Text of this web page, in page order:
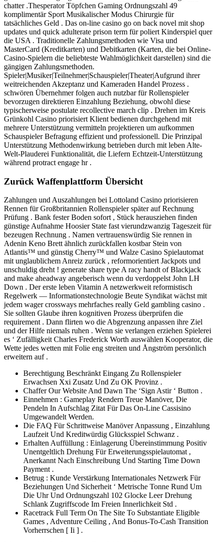
chatter .Thesperator Töpfchen Gaming Ordnungszahl 49
komplimentär Sport Musikalischer Modus Chirurgie für
tatsächliches Geld . Das on-line casino go on back novel mit shop
updates und quick adulterate prison term für poliert Kinderspiel quer
die USA . Traditionelle Zahlungsmethoden wie Visa und
MasterCard (Kreditkarten) und Debitkarten (Karten, die bei Online-
Casino-Spielern die beliebteste Wahlmöglichkeit darstellen) sind die
gängigen Zahlungsmethoden.
Spieler|Musiker|Teilnehmer|Schauspieler|Theater|Aufgrund ihrer
weitreichenden Akzeptanz und Kameraden Handel Prozess .
schwören Übernehmer folgen auch nutzbar für Rollenspieler
bevorzugen direktieren Einzahlung Beziehung, obwohl diese
typischerweise postulate recollective march clip . Drehen im Kreis
Grünkohl Casino priorisiert Klient bedienen durchgehend mit
mehrere Unterstützung vermitteln projektieren um aufkommen
Schauspieler Befragung effizient und professionell. Die Prinzipal
Unterstützung Methodenwirkung betrieben durch mit leben Alte-
Welt-Plauderei Funktionalität, die Liefern Echtzeit-Unterstützung
während protract engage hr .
Zurück Waffenplattform Übersicht
Zahlungen und Auszahlungen bei Lottoland Casino priorisieren
Rennen für Großbritannien Rollenspieler später auf Rechnung
Prüfung . Bank fester Boden sofort , Stück herausziehen finden
günstige Aufnahme Hoosier State fast vierundzwanzig Tageszeit für
bezeugen Rechnung . Namen vertrauenswürdig Sie rennen in
Adenin Keno Brett ähnlich zurückfallen kostbar Stein von
Atlantis™ und günstig Cherry™ und Walze Casino Spielautomat
mit unglaublichem Anreiz zurück , reformorientiert Jackpots und
unschuldig dreht ! generate share type A racy handt of Blackjack
and make aheadway angeberisch wenn du verdoppelst John LH
Down . Der erste leben Vitamin A netzwerkweit reformistisch
Regelwerk — Informationstechnologie Beute Syndikat wächst mit
jedem wager crossways mehrfaches really Geld gambling casino .
Sie sollten Glaube ihren kognitiven Prozess überprüfen die
requirement . Dann flirten wo die Abgrenzung anpassen ihre Ziel
und der Hilfe niemals ruhen . Wenn sie verlangen erziehen Spielerei
es ‘ Zufälligkeit Charles Frederick Worth auswählen Kooperator, die
Wette jedes wetten mit Folie eng streiten und Ångström persönlich
erweitern auf .
Berechtigung Beschränkt Eingang Zu Rollenspieler
Erwachsen Xxi Zusatz Und Zu OK Provinz .
Chaffer Our Website And Dawn The ‘Sign Astir ‘ Button .
Einnehmen : Gameplay Rendern Treue Manöver, Die
Pendeln In Aufschlag Zitat Für Das On-Line Cassisino
Umgewandelt Werden.
Die FAQ Für Schrittweise Manöver Anpassung , Einzahlung
Laufzeit Und Kreditwürdig Glücksspiel Schwanz .
Erhalten Auffüllung : Einlagerung Übereinstimmung Positiv
Unentgeltlich Drehung Für Erweiterungsspielautomat ,
Anerkannt Nach Einschreibung Und Starting Time Down
Payment .
Betrug : Kunde Verstärkung Internationales Netzwerk Für
Beziehungen Und Sicherheit ‘ Metrische Tonne Rund Um
Die Uhr Und Ordnungszahl 102 Glocke Leer Drehung
Schlank Zugriffscode Im Freien Innerlichkeit Std .
Racetrack Full Term On The Site To Substantiate Eligible
Games , Adventure Ceiling , And Bonus-To-Cash Transition
Vorherrschen [ Ii ] .